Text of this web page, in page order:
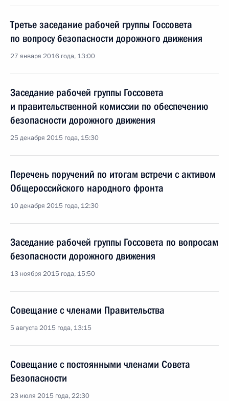
Третье заседание рабочей группы Госсовета
по вопросу безопасности дорожного движения
27 января 2016 года, 13:00
Заседание рабочей группы Госсовета
и правительственной комиссии по обеспечению
безопасности дорожного движения
25 декабря 2015 года, 15:30
Перечень поручений по итогам встречи с активом
Общероссийского народного фронта
10 декабря 2015 года, 12:30
Заседание рабочей группы Госсовета по вопросам
безопасности дорожного движения
13 ноября 2015 года, 15:50
Совещание с членами Правительства
5 августа 2015 года, 13:15
Совещание с постоянными членами Совета
Безопасности
23 июля 2015 года, 22:30